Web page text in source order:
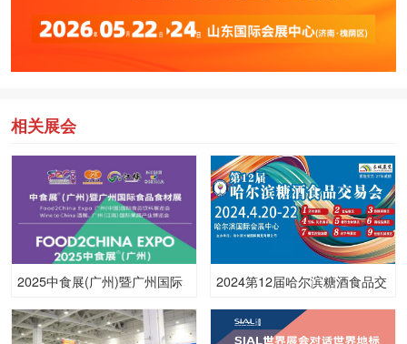
相关展会
2025中食展(广州)暨广州国际
食品食材展
2024第12届哈尔滨糖酒食品交
易会